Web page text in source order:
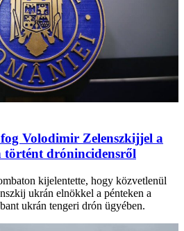
Volodimir Zelenszkijjel a
drónincidensről
kijelentette, hogy közvetlenül
ukrán elnökkel a pénteken a
ukrán tengeri drón ügyében.